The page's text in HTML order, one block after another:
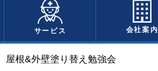
サービス 会社案内
屋根&外壁塗り替え勉強会